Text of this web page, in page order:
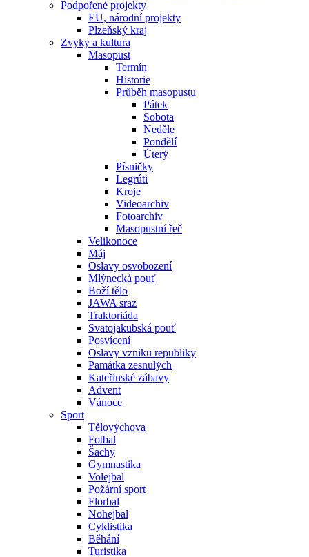
Podpořené projekty
EU, národní projekty
Plzeňský kraj
Zvyky a kultura
Masopust
Termín
Historie
Průběh masopustu
Pátek
Sobota
Neděle
Pondělí
Úterý
Písničky
Legrúti
Kroje
Videoarchiv
Fotoarchiv
Masopustní řeč
Velikonoce
Máj
Oslavy osvobození
Mlýnecká pouť
Boží tělo
JAWA sraz
Traktoriáda
Svatojakubská pouť
Posvícení
Oslavy vzniku republiky
Památka zesnulých
Kateřinské zábavy
Advent
Vánoce
Sport
Tělovýchova
Fotbal
Šachy
Gymnastika
Volejbal
Požární sport
Florbal
Nohejbal
Cyklistika
Běhání
Turistika